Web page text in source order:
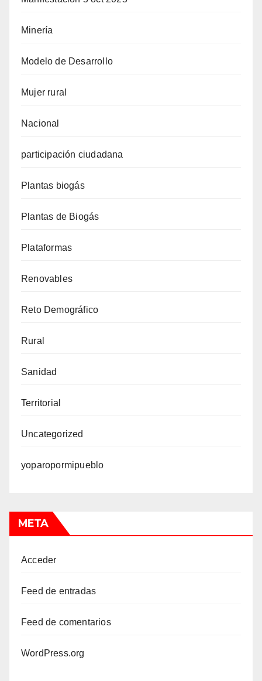
Minería
Modelo de Desarrollo
Mujer rural
Nacional
participación ciudadana
Plantas biogás
Plantas de Biogás
Plataformas
Renovables
Reto Demográfico
Rural
Sanidad
Territorial
Uncategorized
yoparopormipueblo
META
Acceder
Feed de entradas
Feed de comentarios
WordPress.org